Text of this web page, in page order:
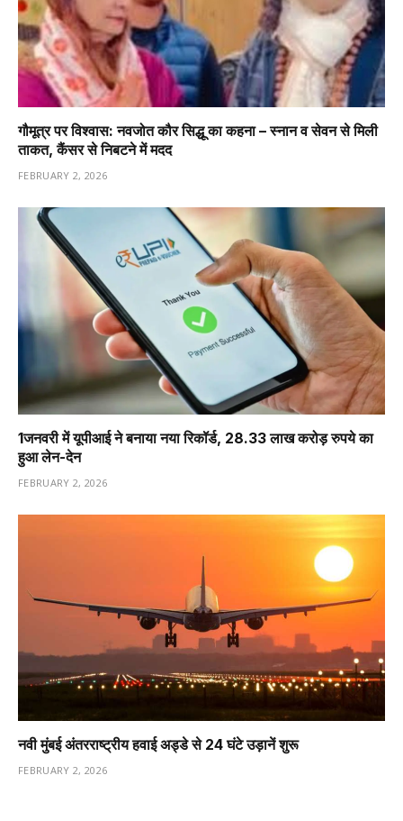
गौमूत्र पर विश्वास: नवजोत कौर सिद्धू का कहना – स्नान व सेवन से मिली
ताकत, कैंसर से निबटने में मदद
FEBRUARY 2, 2026
1️जनवरी में यूपीआई ने बनाया नया रिकॉर्ड, 28.33 लाख करोड़ रुपये का
हुआ लेन-देन
FEBRUARY 2, 2026
नवी मुंबई अंतरराष्ट्रीय हवाई अड्डे से 24 घंटे उड़ानें शुरू
FEBRUARY 2, 2026